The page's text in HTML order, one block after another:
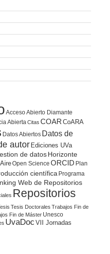
Acceso Abierto Diamante
Abierta Citas COAR CoARA
Datos Abiertos Datos de
autor Ediciones UVa
de datosHorizonte
Open Science ORCID Plan
científica Programa
Web de Repositorios
Repositorios
Tesis Doctorales Trabajos Fin de
Fin de Máster Unesco
UvaDoc VII Jornadas